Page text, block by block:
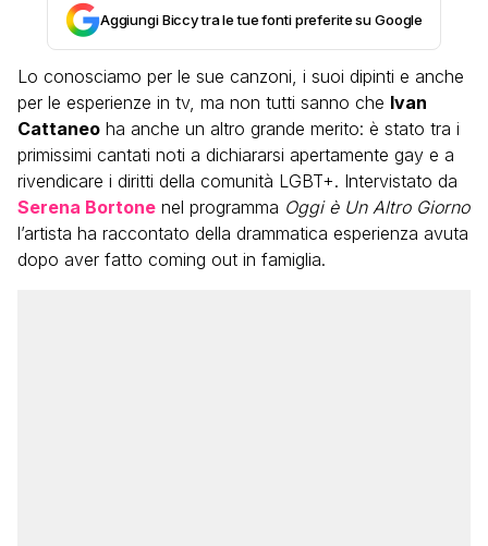
Aggiungi Biccy tra le tue fonti preferite su Google
Lo conosciamo per le sue canzoni, i suoi dipinti e anche
per le esperienze in tv, ma non tutti sanno che Ivan
Cattaneo ha anche un altro grande merito: è stato tra i
primissimi cantati noti a dichiararsi apertamente gay e a
rivendicare i diritti della comunità LGBT+. Intervistato da
Serena Bortone nel programma Oggi è Un Altro Giorno
l’artista ha raccontato della drammatica esperienza avuta
dopo aver fatto coming out in famiglia.